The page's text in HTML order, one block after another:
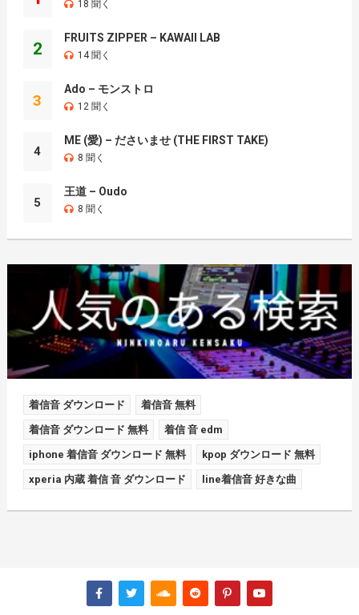
18 聞く
2
FRUITS ZIPPER – KAWAII LAB
14 聞く
3
Ado – モンストロ
12 聞く
4
ME (愛) – ださいませ (THE FIRST TAKE)
8 聞く
5
王道 – Oudo
8 聞く
着信音 ダウンロード 着信音 無料
着信音 ダウンロード 無料 着信 音 edm
iphone 着信音 ダウンロード 無料 kpop ダウンロード 無料
xperia 内蔵 着信 音 ダウンロード line着信音 好きな曲